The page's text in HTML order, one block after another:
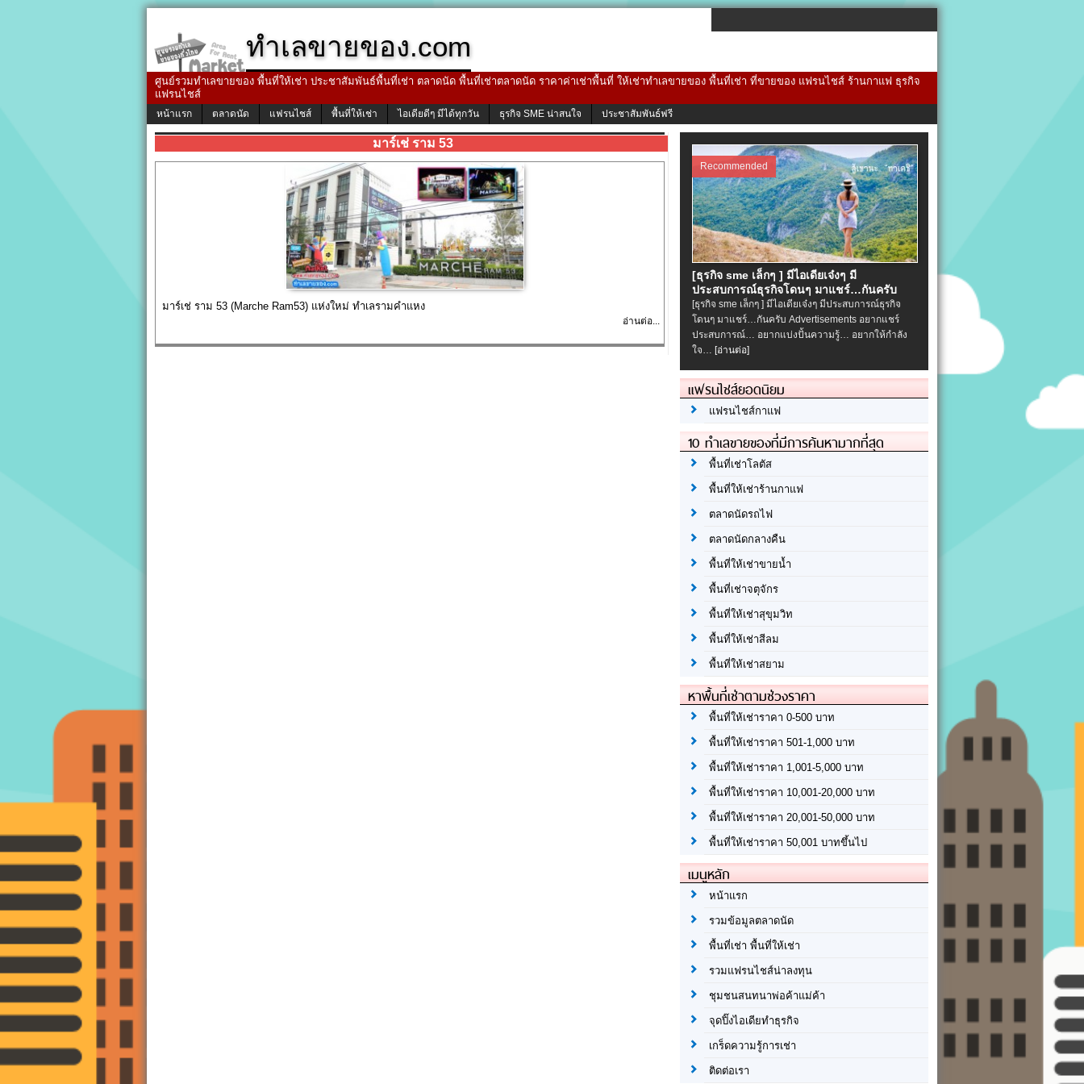
ทำเลขายของ.com
ศูนย์รวมทำเลขายของ พื้นที่ให้เช่า ประชาสัมพันธ์พื้นที่เช่า ตลาดนัด พื้นที่เช่าตลาดนัด ราคาค่าเช่าพื้นที่ ให้เช่าทำเลขายของ พื้นที่เช่า ที่ขายของ แฟรนไชส์ ร้านกาแฟ ธุรกิจ
แฟรนไชส์
หน้าแรก ตลาดนัด แฟรนไชส์ พื้นที่ให้เช่า ไอเดียดีๆ มีได้ทุกวัน ธุรกิจ SME น่าสนใจ ประชาสัมพันธ์ฟรี
มาร์เช่ ราม 53
มาร์เช่ ราม 53 (Marche Ram53) แห่งใหม่ ทำเลรามคำแหง
อ่านต่อ...
Recommended
[ธุรกิจ sme เล็กๆ ] มีไอเดียเจ๋งๆ มี
ประสบการณ์ธุรกิจโดนๆ มาแชร์…กันครับ
[ธุรกิจ sme เล็กๆ ] มีไอเดียเจ๋งๆ มีประสบการณ์ธุรกิจ
โดนๆ มาแชร์…กันครับ Advertisements อยากแชร์
ประสบการณ์… อยากแบ่งปั้นความรู้… อยากให้กำลัง
ใจ… [อ่านต่อ]
แฟรนไชส์ยอดนิยม
แฟรนไชส์กาแฟ
10 ทำเลขายของที่มีการค้นหามากที่สุด
พื้นที่เช่าโลตัส
พื้นที่ให้เช่าร้านกาแฟ
ตลาดนัดรถไฟ
ตลาดนัดกลางคืน
พื้นที่ให้เช่าขายน้ำ
พื้นที่เช่าจตุจักร
พื้นที่ให้เช่าสุขุมวิท
พื้นที่ให้เช่าสีลม
พื้นที่ให้เช่าสยาม
หาพื้นที่เช่าตามช่วงราคา
พื้นที่ให้เช่าราคา 0-500 บาท
พื้นที่ให้เช่าราคา 501-1,000 บาท
พื้นที่ให้เช่าราคา 1,001-5,000 บาท
พื้นที่ให้เช่าราคา 10,001-20,000 บาท
พื้นที่ให้เช่าราคา 20,001-50,000 บาท
พื้นที่ให้เช่าราคา 50,001 บาทขึ้นไป
เมนูหลัก
หน้าแรก
รวมข้อมูลตลาดนัด
พื้นที่เช่า พื้นที่ให้เช่า
รวมแฟรนไชส์น่าลงทุน
ชุมชนสนทนาพ่อค้าแม่ค้า
จุดปิ๊งไอเดียทำธุรกิจ
เกร็ดความรู้การเช่า
ติดต่อเรา